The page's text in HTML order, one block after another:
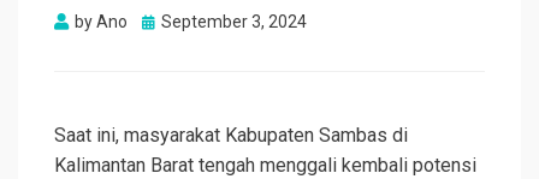
byAno
Posted
September 3, 2024
Saat ini, masyarakat Kabupaten Sambas di
Kalimantan Barat tengah menggali kembali potensi